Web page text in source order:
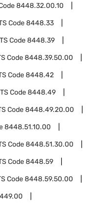
8448.32.00.10
Code8448.33
Code8448.39
Code8448.39.50.00
Code8448.42
Code8448.49
Code8448.49.20.00
8448.51.10.00
Code8448.51.30.00
Code8448.59
Code8448.59.50.00